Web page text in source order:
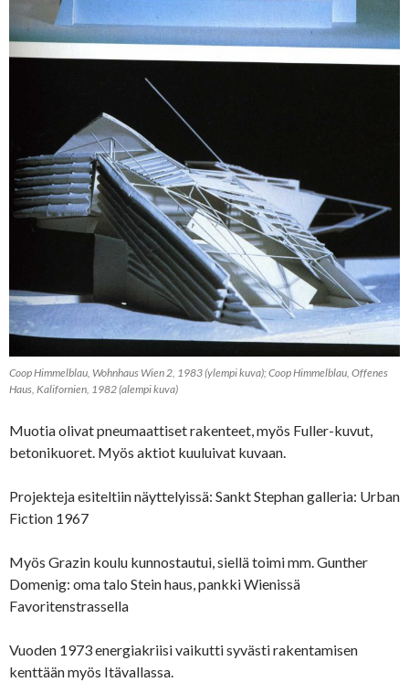
Coop Himmelblau, Wohnhaus Wien 2, 1983 (ylempi kuva); Coop Himmelblau, Offenes
Haus, Kalifornien, 1982 (alempi kuva)
Muotia olivat pneumaattiset rakenteet, myös Fuller-kuvut,
betonikuoret. Myös aktiot kuuluivat kuvaan.
Projekteja esiteltiin näyttelyissä: Sankt Stephan galleria: Urban
Fiction 1967
Myös Grazin koulu kunnostautui, siellä toimi mm. Gunther
Domenig: oma talo Stein haus, pankki Wienissä
Favoritenstrassella
Vuoden 1973 energiakriisi vaikutti syvästi rakentamisen
kenttään myös Itävallassa.